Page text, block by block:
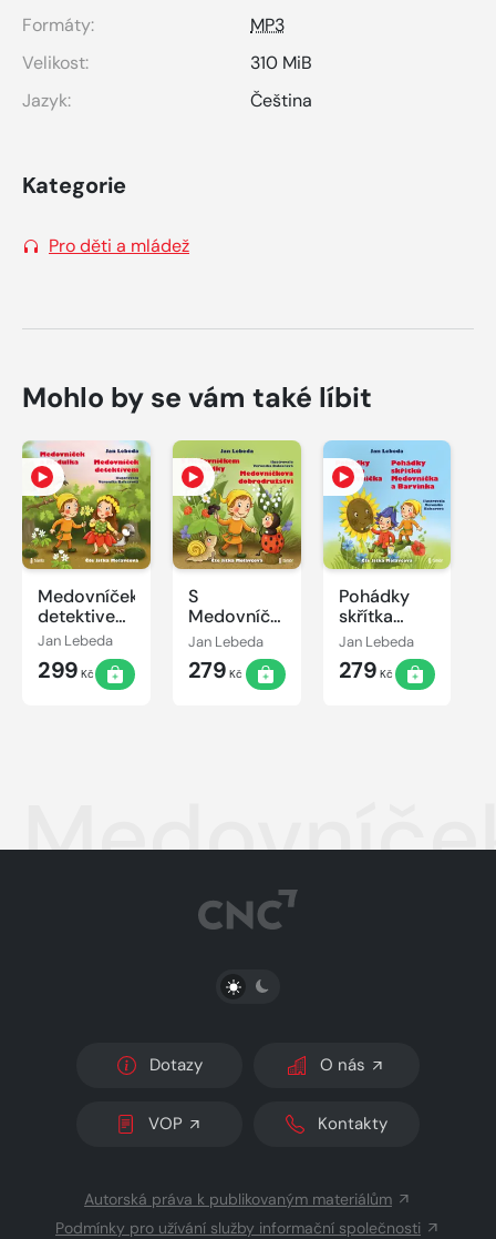
Formáty:
MP3
Velikost:
310 MiB
Jazyk:
Čeština
Kategorie
Pro děti a mládež
Mohlo by se vám také líbit
Medovníček
detektivem
+
Medovníček
a Medulka
Jan Lebeda
299 Kč
S
Medovníčkem
do
pohádky a
Medovníčkova
dobrodružství
Jan Lebeda
279 Kč
Pohádky
skřítka
Medovníčka
a Pohádky
skřítků
Medovníčka
Jan Lebeda
279 Kč
PŘEPNOUT SVĚTLÝ/TMAVÝ REŽIM
Dotazy O nás
VOP Kontakty
Autorská práva k publikovaným materiálům
Podmínky pro užívání služby informační společnosti